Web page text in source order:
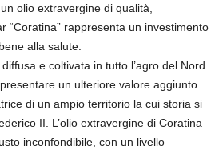
olio extravergine di qualità,
“Coratina” rappresenta un investimento
alla salute.
e coltivata in tutto l’agro del Nord
un ulteriore valore aggiunto
di un ampio territorio la cui storia si
II. L’olio extravergine di Coratina
inconfondibile, con un livello